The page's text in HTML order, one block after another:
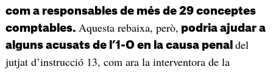
com a responsables de més de 29 conceptes
comptables. Aquesta rebaixa, però, podria ajudar a
alguns acusats de l’1-O en la causa penal del
jutjat d’instrucció 13, com ara la interventora de la